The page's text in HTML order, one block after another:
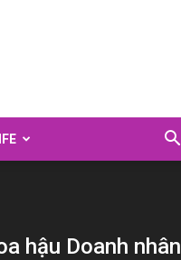
hậu Doanh nhân